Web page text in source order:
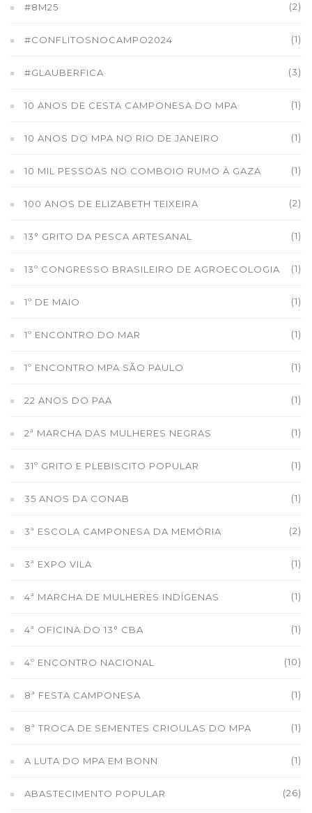
#8M25 (2)
#CONFLITOSNOCAMPO2024 (1)
#GLAUBERFICA (3)
10 ANOS DE CESTA CAMPONESA DO MPA (1)
10 ANOS DO MPA NO RIO DE JANEIRO (1)
10 MIL PESSOAS NO COMBOIO RUMO À GAZA (1)
100 ANOS DE ELIZABETH TEIXEIRA (2)
13° GRITO DA PESCA ARTESANAL (1)
13º CONGRESSO BRASILEIRO DE AGROECOLOGIA (1)
1º DE MAIO (1)
1º ENCONTRO DO MAR (1)
1º ENCONTRO MPA SÃO PAULO (1)
22 ANOS DO PAA (1)
2ª MARCHA DAS MULHERES NEGRAS (1)
31º GRITO E PLEBISCITO POPULAR (1)
35 ANOS DA CONAB (1)
3ª ESCOLA CAMPONESA DA MEMÓRIA (2)
3ª EXPO VILA (1)
4ª MARCHA DE MULHERES INDÍGENAS (1)
4ª OFICINA DO 13° CBA (1)
4º ENCONTRO NACIONAL (10)
8ª FESTA CAMPONESA (1)
8ª TROCA DE SEMENTES CRIOULAS DO MPA (1)
A LUTA DO MPA EM BONN (1)
ABASTECIMENTO POPULAR (26)